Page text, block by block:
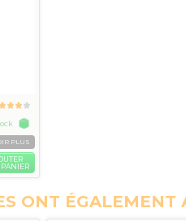
PLUS
ONT ÉGALEMENT